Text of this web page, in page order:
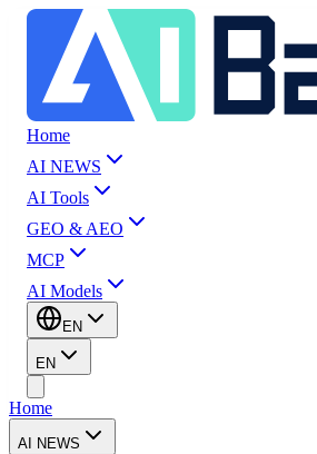
Home
AI NEWS
AI Tools
GEO & AEO
MCP
AI Models
EN
EN
Home
AI NEWS